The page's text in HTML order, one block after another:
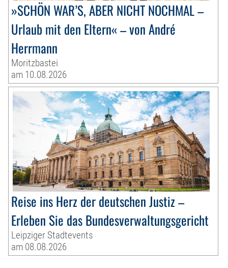
»SCHÖN WAR’S, ABER NICHT NOCHMAL –
Urlaub mit den Eltern« – von André
Herrmann
Moritzbastei
am 10.08.2026
Reise ins Herz der deutschen Justiz –
Erleben Sie das Bundesverwaltungsgericht
Leipziger Stadtevents
am 08.08.2026